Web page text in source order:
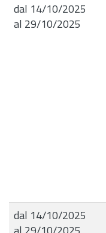
dal 14/10/2025
al 29/10/2025
dal 14/10/2025